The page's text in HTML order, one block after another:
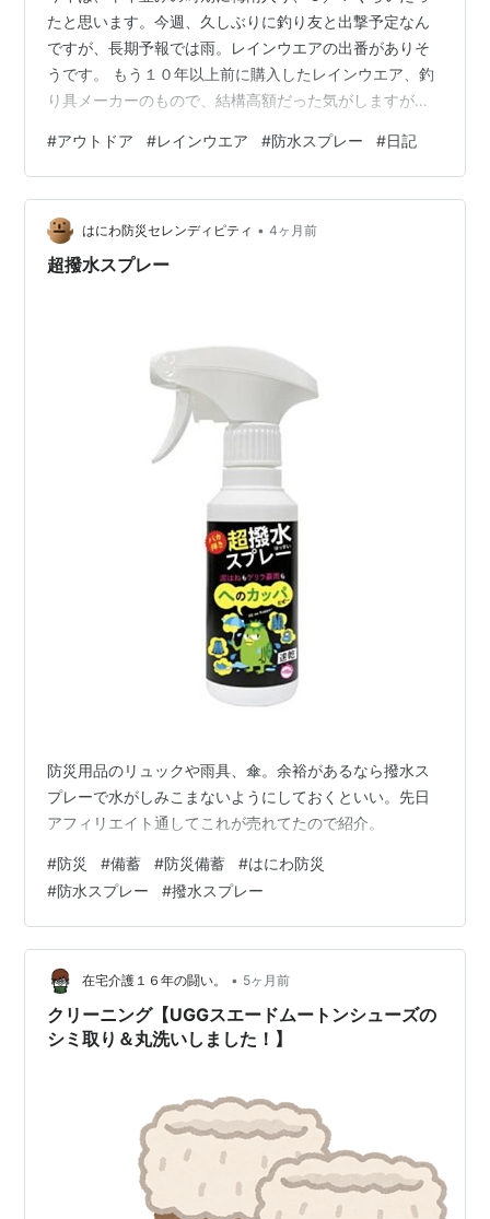
たと思います。今週、久しぶりに釣り友と出撃予定なん
ですが、長期予報では雨。レインウエアの出番がありそ
うです。 もう１０年以上前に購入したレインウエア、釣
り具メーカーのもので、結構高額だった気がしますが、
#アウトドア #レインウエア #防水スプレー #日記
はにわ防災セレンディピティ • 4ヶ月前
超撥水スプレー
防災用品のリュックや雨具、傘。余裕があるなら撥水ス
プレーで水がしみこまないようにしておくといい。先日
アフィリエイト通してこれが売れてたので紹介。
#防災 #備蓄 #防災備蓄 #はにわ防災
#防水スプレー #撥水スプレー
在宅介護１６年の闘い。 • 5ヶ月前
クリーニング【UGGスエードムートンシューズの
シミ取り＆丸洗いしました！】